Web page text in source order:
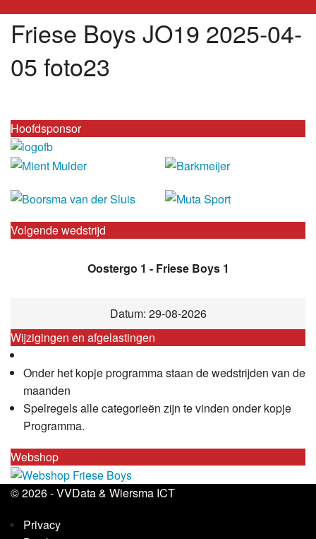
Friese Boys JO19 2025-04-
05 foto23
Hoofdsponsor
Volgende wedstrijd
Oostergo 1 - Friese Boys 1
Datum: 29-08-2026
Wijzigingen en afgelastingen
Onder het kopje programma staan de wedstrijden van de
maanden
Spelregels alle categorieën zijn te vinden onder kopje
Programma.
Webshop
© 2026 -VVData& Wiersma ICT
Privacy